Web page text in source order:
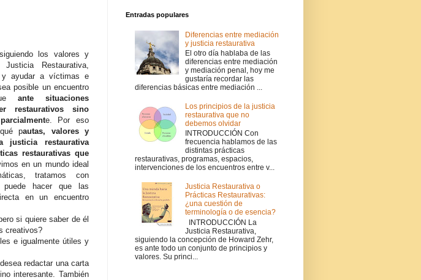
los valores y
Restaurativa,
y ayudar a víctimas e
posible un encuentro
ante situaciones
restaurativos sino
e. Por eso
pautas, valores y
justicia restaurativa
restaurativas que
en un mundo ideal
tratamos con
hacer que las
en un encuentro
si quiere saber de él
creativos?
e igualmente útiles y
redactar una carta
interesante. También
Entradas populares
Diferencias entre mediación
y justicia restaurativa
El otro día hablaba de las
diferencias entre mediación
y mediación penal, hoy me
gustaría recordar las
diferencias básicas entre mediación ...
Los principios de la justicia
restaurativa que no
debemos olvidar
INTRODUCCIÓN Con
frecuencia hablamos de las
distintas prácticas
restaurativas, programas, espacios,
intervenciones de los encuentros entre v...
Justicia Restaurativa o
Prácticas Restaurativas:
¿una cuestión de
terminología o de esencia?
INTRODUCCIÓN La
Justicia Restaurativa,
siguiendo la concepción de Howard Zehr,
es ante todo un conjunto de principios y
valores. Su princi...